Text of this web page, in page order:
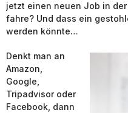
jetzt einen neuen Job in
fahre? Und dass ein
werden könnte…
Denkt man an
Amazon,
Google,
Tripadvisor oder
Facebook, dann